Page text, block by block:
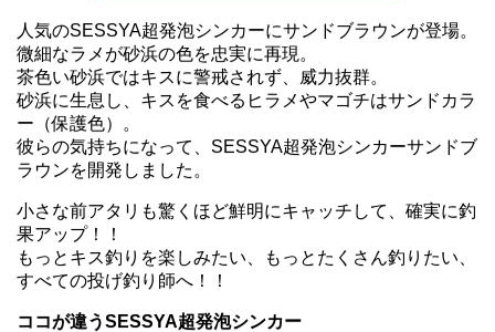
人気のSESSYA超発泡シンカーにサンドブラウンが登場。
微細なラメが砂浜の色を忠実に再現。
茶色い砂浜ではキスに警戒されず、威力抜群。
砂浜に生息し、キスを食べるヒラメやマゴチはサンドカラ
ー（保護色）。
彼らの気持ちになって、SESSYA超発泡シンカーサンドブ
ラウンを開発しました。
小さな前アタリも驚くほど鮮明にキャッチして、確実に釣
果アップ！！
もっとキス釣りを楽しみたい、もっとたくさん釣りたい、
すべての投げ釣り師へ！！
ココが違うSESSYA超発泡シンカー